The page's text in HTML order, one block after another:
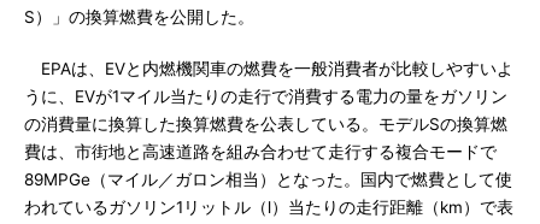
S）」の換算燃費を公開した。
EPAは、EVと内燃機関車の燃費を一般消費者が比較しやすいよ
うに、EVが1マイル当たりの走行で消費する電力の量をガソリン
の消費量に換算した換算燃費を公表している。モデルSの換算燃
費は、市街地と高速道路を組み合わせて走行する複合モードで
89MPGe（マイル／ガロン相当）となった。国内で燃費として使
われているガソリン1リットル（l）当たりの走行距離（km）で表